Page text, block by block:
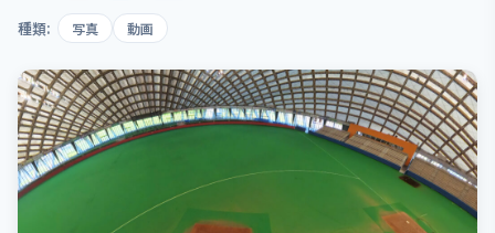
種類: 写真 動画